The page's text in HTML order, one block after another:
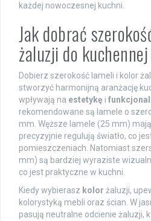
każdej nowoczesnej kuchni.
Jak dobrać
żaluzji do
Dobierz szerokość lameli i kolor
stworzyć harmonijną aranżację
wpływają na estetykę i
rekomendowane są lamele o
mm. Węższe lamele (25 mm)
precyzyjnie regulują światło, co
pomieszczeniach. Natomiast
mm) są bardziej wyraziste
co jest praktyczne w kuchni.
Kiedy wybierasz kolor żaluzji,
kolorystyką mebli oraz ścian. W
pasują neutralne odcienie żaluzji,